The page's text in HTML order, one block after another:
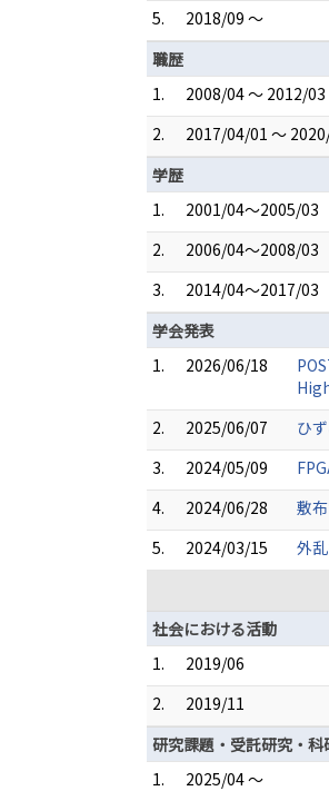
5.
2018/09 ～
職歴
1.
2008/04 ～ 2012/03
2.
2017/04/01 ～
学歴
1.
2001/04～2005/03
2.
2006/04～2008/03
3.
2014/04～2017/03
学会発表
1.
2026/06/18
2.
2025/06/07
ひ
3.
2024/05/09
4.
2024/06/28
敷
5.
2024/03/15
外
社会における活動
1.
2019/06
2.
2019/11
研究課題・受託研究・科
1.
2025/04 ～